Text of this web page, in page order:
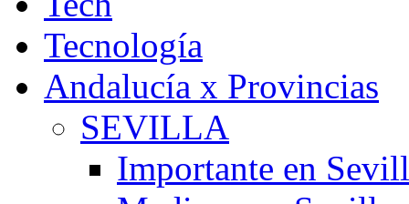
Tecnología
Andalucía x Provincias
SEVILLA
Importante en